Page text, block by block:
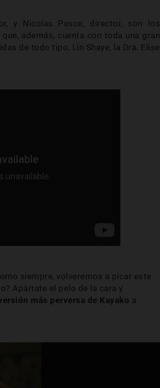
y Nicolas Pesce, director, son los
además, cuenta con toda una gran
de todo tipo, Lin Shaye, la Dra. Elise
siempre, volveremos a picar este
Apártate el pelo de la cara y
más perversa de Kayako a